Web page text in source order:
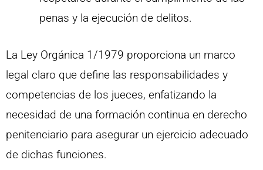
penas y la ejecución de delitos.
La Ley Orgánica 1/1979 proporciona un marco
legal claro que define las responsabilidades y
competencias de los jueces, enfatizando la
necesidad de una formación continua en derecho
penitenciario para asegurar un ejercicio adecuado
de dichas funciones.